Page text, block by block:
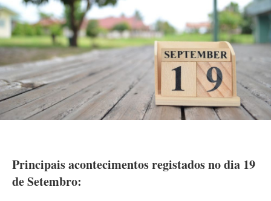
Principais acontecimentos registados no dia 19
de Setembro: